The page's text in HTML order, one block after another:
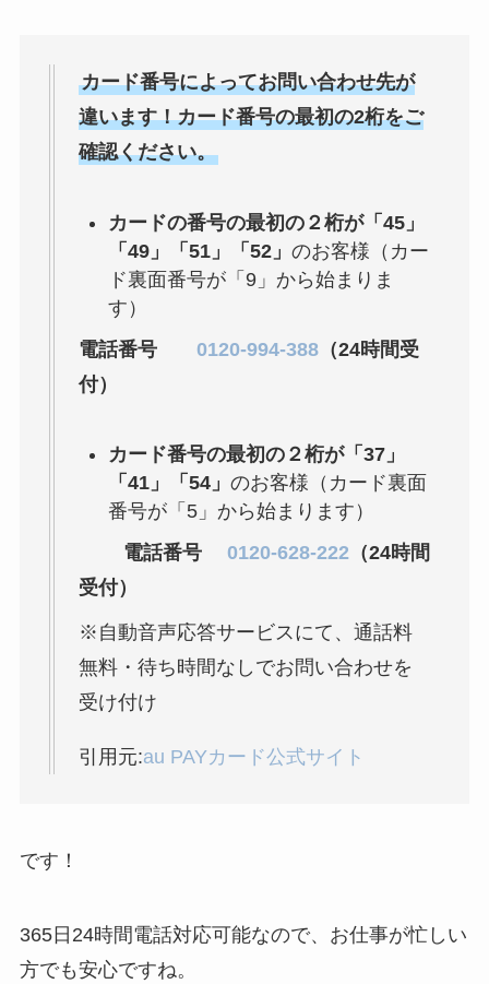
ベストタイミングを
詳しく解説！
らない時の裏ワザ
なにわサプリ
電話以外に手続きす
ニューZの解約まと
め！電話が繋がらな
い時の裏ワザ
解約できない？バロ
カード番号によってお問い合わせ先が
違います！カード番号の最初の2桁をご
確認ください。
カードの番号の最初の２桁が「45」
「49」「51」「52」 のお客様（カー
ド裏面番号が「9」から始まりま
す）
電話番号 0120-994-388（24時間受
付）
カード番号の最初の２桁が「37」
「41」「54」 のお客様（カード裏面
番号が「5」から始まります）
電話番号 0120-628-222（24時間
受付）
※自動音声応答サービスにて、通話料
無料・待ち時間なしでお問い合わせを
受け付け
引用元:au PAYカード公式サイト
です！
365日24時間電話対応可能なので、お仕事が忙しい
方でも安心ですね。